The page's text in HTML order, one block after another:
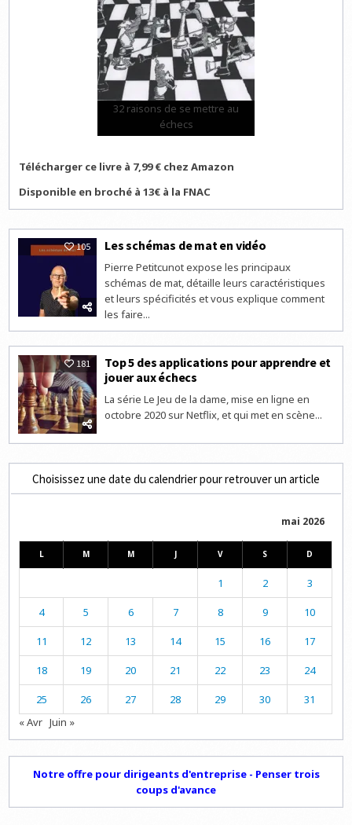
32 raisons de se mettre au
échecs
Télécharger ce livre à 7,99 € chez Amazon
Disponible en broché à 13€ à la FNAC
105 Les schémas de mat en vidéo
Pierre Petitcunot expose les principaux
schémas de mat, détaille leurs caractéristiques
et leurs spécificités et vous explique comment
les faire...
181
Top 5 des applications pour apprendre et
jouer aux échecs
La série Le Jeu de la dame, mise en ligne en
octobre 2020 sur Netflix, et qui met en scène...
Choisissez une date du calendrier pour retrouver un article
mai 2026
L M M J V S D
1 2 3
4 5 6 7 8 9 10
11 12 13 14 15 16 17
18 19 20 21 22 23 24
25 26 27 28 29 30
31
« Avr Juin »
Notre offre pour dirigeants d'entreprise - Penser trois
coups d'avance